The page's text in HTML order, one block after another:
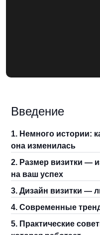
Введение
1. Немного истории:
она изменилась
2. Размер визитки —
на ваш успех
3. Дизайн визитки —
4. Современные
5. Практические